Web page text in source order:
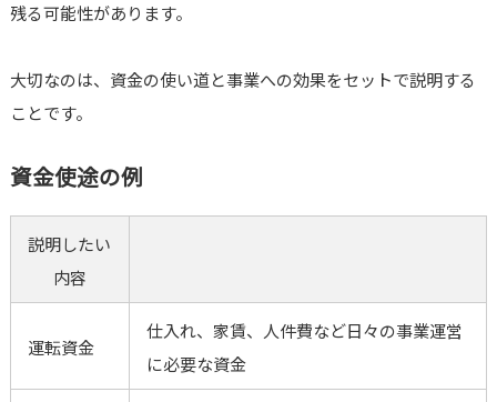
残る可能性があります。
大切なのは、資金の使い道と事業への効果をセットで説明する
ことです。
資金使途の例
説明したい
内容
運転資金
仕入れ、家賃、人件費など日々の事業運営
に必要な資金